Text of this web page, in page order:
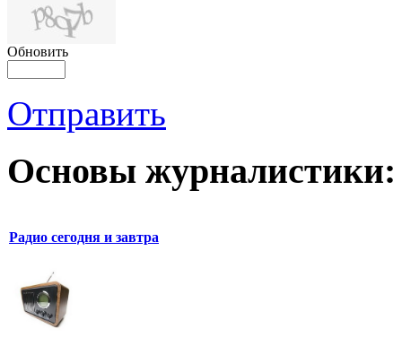
Обновить
Отправить
Основы журналистики:
Радио сегодня и завтра